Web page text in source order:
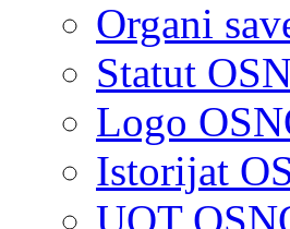
Organi
Statut
Logo
Istorijat
UOT